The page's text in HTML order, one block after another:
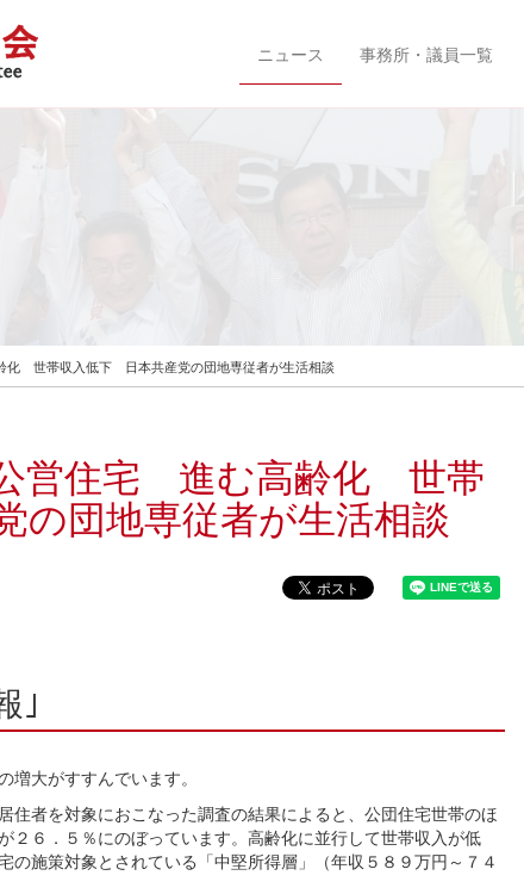
ニュース 事務所・議員一覧
化 世帯収入低下 日本共産党の団地専従者が生活相談
公営住宅 進む高齢化 世帯
の団地専従者が生活相談
｣
大がすすんでいます。
者を対象におこなった調査の結果によると、公団住宅世帯のほ
２６．５％にのぼっています。高齢化に並行して世帯収入が低
の施策対象とされている「中堅所得層」（年収５８９万円～７４